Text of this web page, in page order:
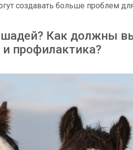
создавать больше проблем
Как должны
профилактика?